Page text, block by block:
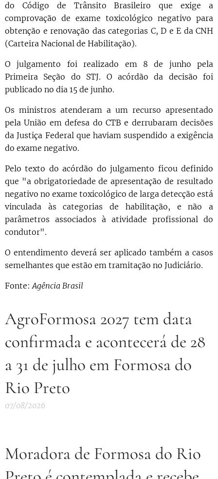
do Código de Trânsito Brasileiro que exige a
comprovação de exame toxicológico negativo para
obtenção e renovação das categorias C, D e E da CNH
(Carteira Nacional de Habilitação).
O julgamento foi realizado em 8 de junho pela
Primeira Seção do STJ. O acórdão da decisão foi
publicado no dia 15 de junho.
Os ministros atenderam a um recurso apresentado
pela União em defesa do CTB e derrubaram decisões
da Justiça Federal que haviam suspendido a exigência
do exame negativo.
Pelo texto do acórdão do julgamento ficou definido
que "a obrigatoriedade de apresentação de resultado
negativo no exame toxicológico de larga detecção está
vinculada às categorias de habilitação, e não a
parâmetros associados à atividade profissional do
condutor".
O entendimento deverá ser aplicado também a casos
semelhantes que estão em tramitação no Judiciário.
Fonte:Agência Brasil
AgroFormosa 2027 tem data
confirmada e acontecerá de 28
a 31 de julho em Formosa do
Rio Preto
07/08/2026
Moradora de Formosa do Rio